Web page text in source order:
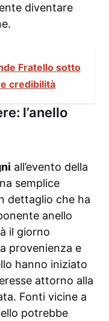
diventare
Fratello sotto
credibilità
l’anello
all’evento della
semplice
dettaglio che ha
anello
il giorno
provenienza e
hanno iniziato
attorno alla
Fonti vicine a
potrebbe